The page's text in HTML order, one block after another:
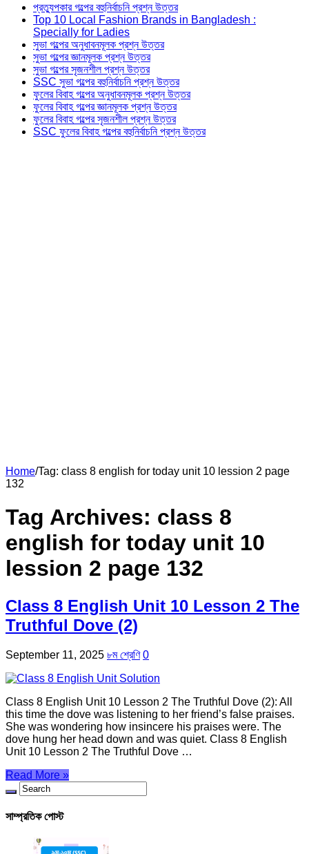
প্রত্যুপকার গল্পের বহুনির্বাচনি প্রশ্ন উত্তর
Top 10 Local Fashion Brands in Bangladesh :
Specially for Ladies
সুভা গল্পের অনুধাবনমূলক প্রশ্ন উত্তর
সুভা গল্পের জ্ঞানমূলক প্রশ্ন উত্তর
সুভা গল্পের সৃজনশীল প্রশ্ন উত্তর
SSC সুভা গল্পের বহুনির্বাচনি প্রশ্ন উত্তর
ফুলের বিবাহ গল্পের অনুধাবনমূলক প্রশ্ন উত্তর
ফুলের বিবাহ গল্পের জ্ঞানমূলক প্রশ্ন উত্তর
ফুলের বিবাহ গল্পের সৃজনশীল প্রশ্ন উত্তর
SSC ফুলের বিবাহ গল্পের বহুনির্বাচনি প্রশ্ন উত্তর
Home/Tag: class 8 english for today unit 10 lession 2 page
132
Tag Archives: class 8
english for today unit 10
lession 2 page 132
Class 8 English Unit 10 Lesson 2 The
Truthful Dove (2)
September 11, 2025 ৮ম শ্রেণি 0
Class 8 English Unit 10 Lesson 2 The Truthful Dove (2): All
this time the dove was listening to her friend’s false praises.
She was wondering how insincere his praises were. The
dove hung her head down and was quiet. Class 8 English
Unit 10 Lesson 2 The Truthful Dove …
Read More »
সাম্প্রতিক পোস্ট